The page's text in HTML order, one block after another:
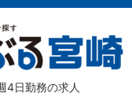
4日勤務の求人